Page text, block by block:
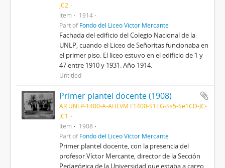
JC2
Item
1914
Part ofFondo del Liceo Víctor Mercante
Fachada del edificio del Colegio Nacional de la
UNLP, cuando el Liceo de Señoritas funcionaba en
el primer piso. El liceo estuvo en el edificio de 1 y
47 entre 1910 y 1931. Año 1914.
Untitled
Primer plantel docente (1908)
AR UNLP-1400-A-AHLVM F1400-S1EG-Ss5-Se1CD-JC-
JC1
Item
1908
Part ofFondo del Liceo Víctor Mercante
Primer plantel docente, con la presencia del
profesor Víctor Mercante, director de la Sección
Pedagógica de la Universidad que estaba a cargo